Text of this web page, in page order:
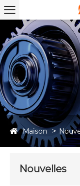
Maison
Nouvelles